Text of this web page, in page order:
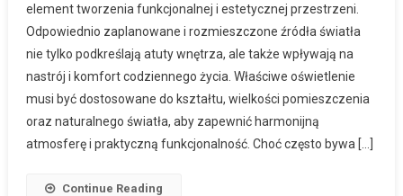
element tworzenia funkcjonalnej i estetycznej przestrzeni.
Odpowiednio zaplanowane i rozmieszczone źródła światła
nie tylko podkreślają atuty wnętrza, ale także wpływają na
nastrój i komfort codziennego życia. Właściwe oświetlenie
musi być dostosowane do kształtu, wielkości pomieszczenia
oraz naturalnego światła, aby zapewnić harmonijną
atmosferę i praktyczną funkcjonalność. Choć często bywa […]
Continue Reading